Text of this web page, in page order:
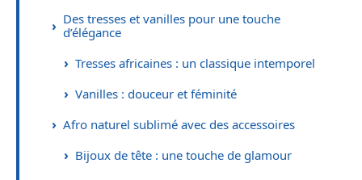
Des tresses et vanilles pour une touche
d’élégance
Tresses africaines : un classique intemporel
Vanilles : douceur et féminité
Afro naturel sublimé avec des accessoires
Bijoux de tête : une touche de glamour